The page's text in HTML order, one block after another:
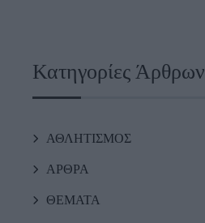
Κατηγορίες Άρθρων
ΑΘΛΗΤΙΣΜΟΣ
ΑΡΘΡΑ
ΘΕΜΑΤΑ